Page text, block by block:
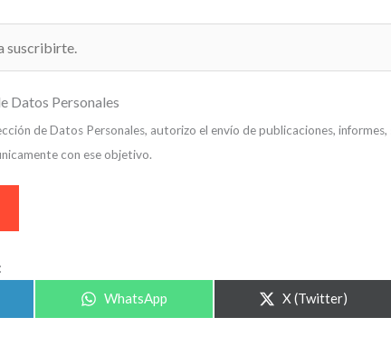
Datos Personales
de Datos Personales, autorizo el envío de publicaciones,
con ese objetivo.
WhatsApp X (Twitter)